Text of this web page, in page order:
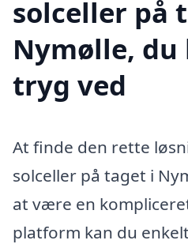
solceller på
Nymølle,
tryg ved
At finde den rette
solceller på taget i
at være en
platform kan du